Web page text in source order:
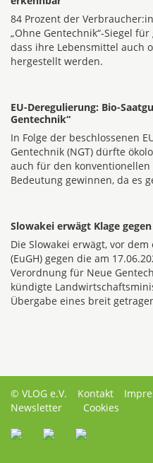
84 Prozent der
„Ohne Gentechnik“-Siegel
dass ihre Lebensmittel auch
hergestellt werden.
EU-Deregulierung: Bio-
Gentechnik“
In Folge der beschlossenen
Gentechnik (NGT) dürfte
auch für den konventionellen
Bedeutung gewinnen, da es
Slowakei erwägt Klage
Die Slowakei erwägt, vor
(EuGH) gegen die am
Verordnung für Neue
kündigte
Übergabe eines breit
© VLOG e.V. Kontakt
Newsletter
Cookies